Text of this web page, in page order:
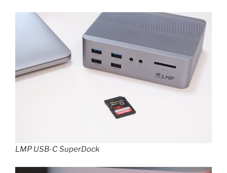
LMP USB-C SuperDock